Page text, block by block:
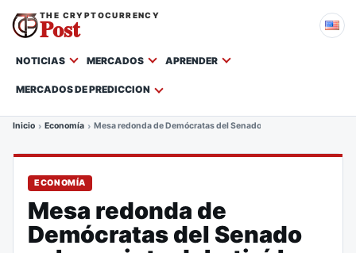
THE CRYPTOCURRENCY
Post
NOTICIAS MERCADOS APRENDER
MERCADOS DE PREDICCION
Inicio Economía Mesa redonda de Demócratas del Senado sobre cripto debatirá
ECONOMÍA
Mesa redonda de
Demócratas del Senado